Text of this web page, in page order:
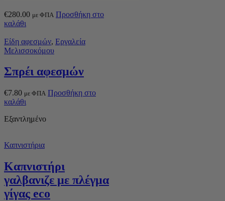
€280.00 με ΦΠΑ Προσθήκη στο
καλάθι
Είδη αφεσμών, Εργαλεία
Μελισσοκόμου
Σπρέι αφεσμών
€7.80 με ΦΠΑ Προσθήκη στο
καλάθι
Εξαντλημένο
Καπνιστήρια
Καπνιστήρι
γαλβανιζε με πλέγμα
γίγας eco